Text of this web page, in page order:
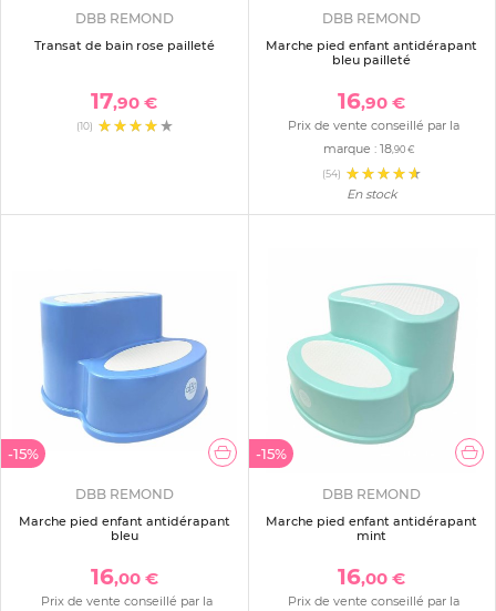
DBB REMOND
Transat de bain rose pailleté
17,90 €
(10)
DBB REMOND
Marche pied enfant antidérapant
bleu pailleté
16,90 €
Prix de vente conseillé par la
marque :18,90 €
(54)
En stock
-15%
DBB REMOND
Marche pied enfant antidérapant
bleu
16,00 €
Prix de vente conseillé par la
-15%
DBB REMOND
Marche pied enfant antidérapant
mint
16,00 €
Prix de vente conseillé par la